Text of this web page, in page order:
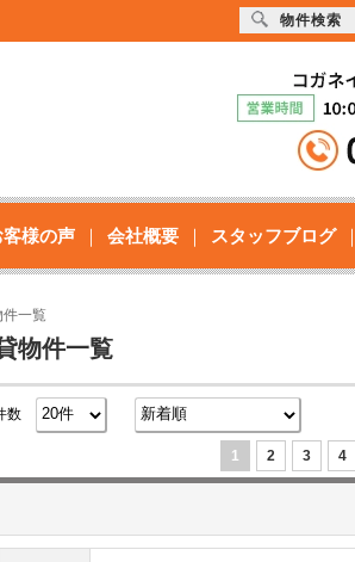
客様の声 会社概要 スタッフブログ
件一覧
物件一覧
数
1 2 3 4
物件検索